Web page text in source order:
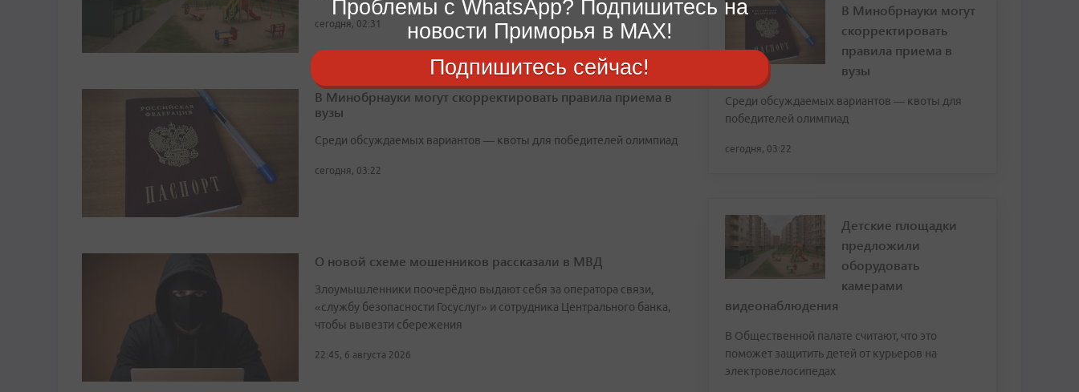
сегодня, 02:31
В Минобрнауки могут скорректировать правила приема в
вузы
Среди обсуждаемых вариантов — квоты для победителей олимпиад
сегодня, 03:22
О новой схеме мошенников рассказали в МВД
Злоумышленники поочерёдно выдают себя за оператора связи,
«службу безопасности Госуслуг» и сотрудника Центрального банка,
чтобы вывезти сбережения
22:45, 6 августа 2026
В Минобрнауки могут
скорректировать
правила приема в
вузы
Среди обсуждаемых вариантов — квоты для
победителей олимпиад
сегодня, 03:22
Детские площадки
предложили
оборудовать
камерами
видеонаблюдения
В Общественной палате считают, что это
поможет защитить детей от курьеров на
электровелосипедах
Проблемы с WhatsApp? Подпишитесь на
новости Приморья в MAX!
Подпишитесь сейчас!